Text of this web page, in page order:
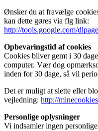
Ønsker du at fravælge
kan dette gøres via flg link:
http://tools.google.com/
Opbevaringstid af cookies
Cookies bliver gemt i 30
computer. Vær dog
inden for 30 dage, så vil
Det er muligt at slette eller
vejledning: http://
Personlige oplysninger
Vi indsamler ingen